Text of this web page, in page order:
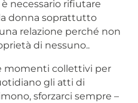
necessario rifiutare
donna soprattutto
relazione perché non
di nessuno..
momenti collettivi per
gli atti di
sforzarci sempre –